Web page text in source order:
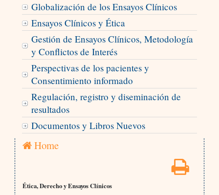
Globalización de los Ensayos Clínicos
Ensayos Clínicos y Ética
Gestión de Ensayos Clínicos, Metodología
y Conflictos de Interés
Perspectivas de los pacientes y
Consentimiento informado
Regulación, registro y diseminación de
resultados
Documentos y Libros Nuevos
Home
Ética, Derecho y Ensayos Clínicos